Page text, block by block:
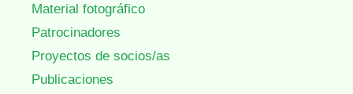
Material fotográfico
Patrocinadores
Proyectos de socios/as
Publicaciones